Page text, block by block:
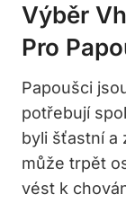
Výběr
Pro
Papoušci
potřebují
byli šťastní a
může trpět
vést k